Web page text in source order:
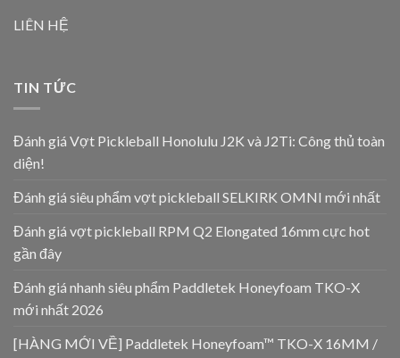
LIÊN HỆ
TIN TỨC
Đánh giá Vợt Pickleball Honolulu J2K và J2Ti: Công thủ toàn
diện!
Đánh giá siêu phẩm vợt pickleball SELKIRK OMNI mới nhất
Đánh giá vợt pickleball RPM Q2 Elongated 16mm cực hot
gần đây
Đánh giá nhanh siêu phẩm Paddletek Honeyfoam TKO-X
mới nhất 2026
[HÀNG MỚI VỀ] Paddletek Honeyfoam™ TKO-X 16MM /